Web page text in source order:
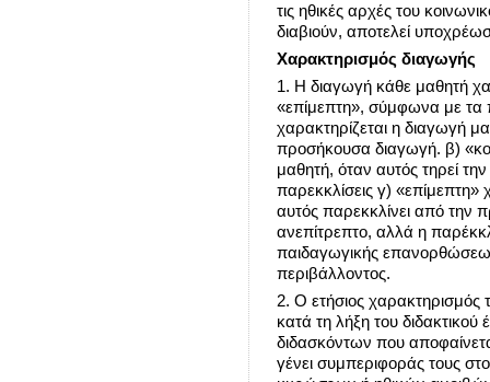
τις ηθικές αρχές του
διαβιούν, αποτελεί
Χαρακτηρισμός διαγωγής
1. Η διαγωγή κάθε μαθητή
«επίμεπτη», σύμφωνα με
χαρακτηρίζεται η διαγωγή
προσήκουσα διαγωγή. β)
μαθητή, όταν αυτός τηρεί
παρεκκλίσεις γ) «επίμεπτη»
αυτός παρεκκλίνει από την
ανεπίτρεπτο, αλλά η
παιδαγωγικής
περιβάλλοντος.
2. Ο ετήσιος χαρακτηρισμός
κατά τη λήξη του
διδασκόντων που
γένει συμπεριφοράς τους